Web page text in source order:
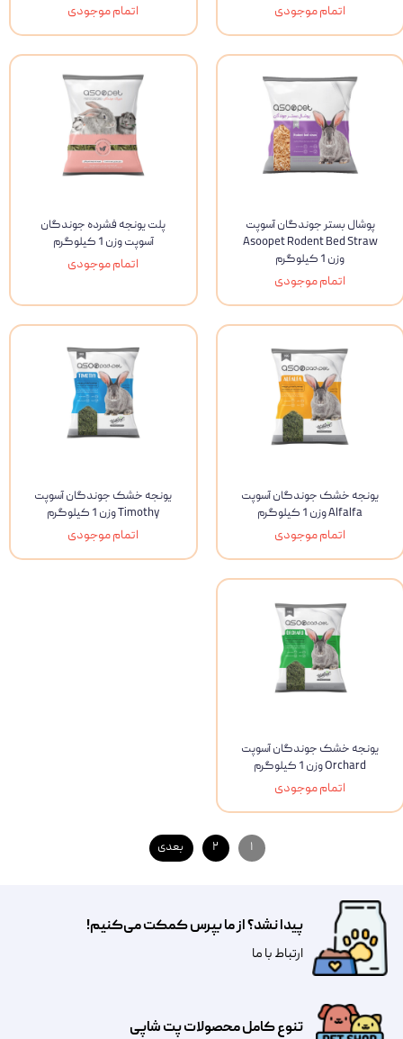
اتمام موجودی اتمام موجودی
پوشال بستر جوندگان آسوپت
Asoopet Rodent Bed Straw
وزن 1 کیلوگرم
اتمام موجودی
پلت یونجه فشرده جوندگان
آسوپت وزن 1 کیلوگرم
اتمام موجودی
یونجه خشک جوندگان آسوپت
Alfalfa وزن 1 کیلوگرم
اتمام موجودی
یونجه خشک جوندگان آسوپت
Timothy وزن 1 کیلوگرم
اتمام موجودی
یونجه خشک جوندگان آسوپت
Orchard وزن 1 کیلوگرم
اتمام موجودی
۱ ۲ بعدی
تنوع کامل محصولات پت شاپی
پیدا نشد؟ از ما بپرس کمکت می‌کنیم!
​​​ارتباط با ما